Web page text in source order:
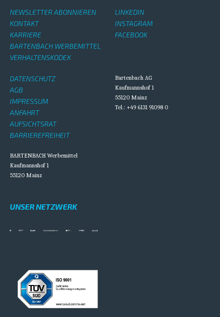
NEWSLETTER ABONNIEREN
KONTAKT
KARRIERE
BARTENBACH WERBEMITTEL
VERHALTENSKODEX
LINKEDIN
INSTAGRAM
FACEBOOK
DATENSCHUTZ
AGB
IMPRESSUM
ANFAHRT
AUFSICHTSRAT
BARRIEREFREIHEIT
Bartenbach AG
Kaufmannshof 1
55120 Mainz
Tel.: +49 6131 91098 0
BARTENBACH Werbemittel
Kaufmannshof 1
55120 Mainz
UNSER NETZWERK